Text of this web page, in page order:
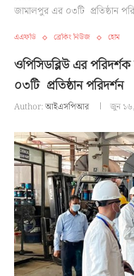
জামালপুর এর ০৩টি প্রতিষ্ঠান
এএফডি ব্রেকিং নিউজ হোম
ওপিসিডব্লিউ এর
০৩টি প্রতিষ্ঠান পরিদর্শন
Author:আইএসপিআর জুন